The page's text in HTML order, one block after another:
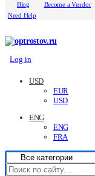
Blog
Become a Vendor
Need Help
Log in
USD
EUR
USD
ENG
ENG
FRA